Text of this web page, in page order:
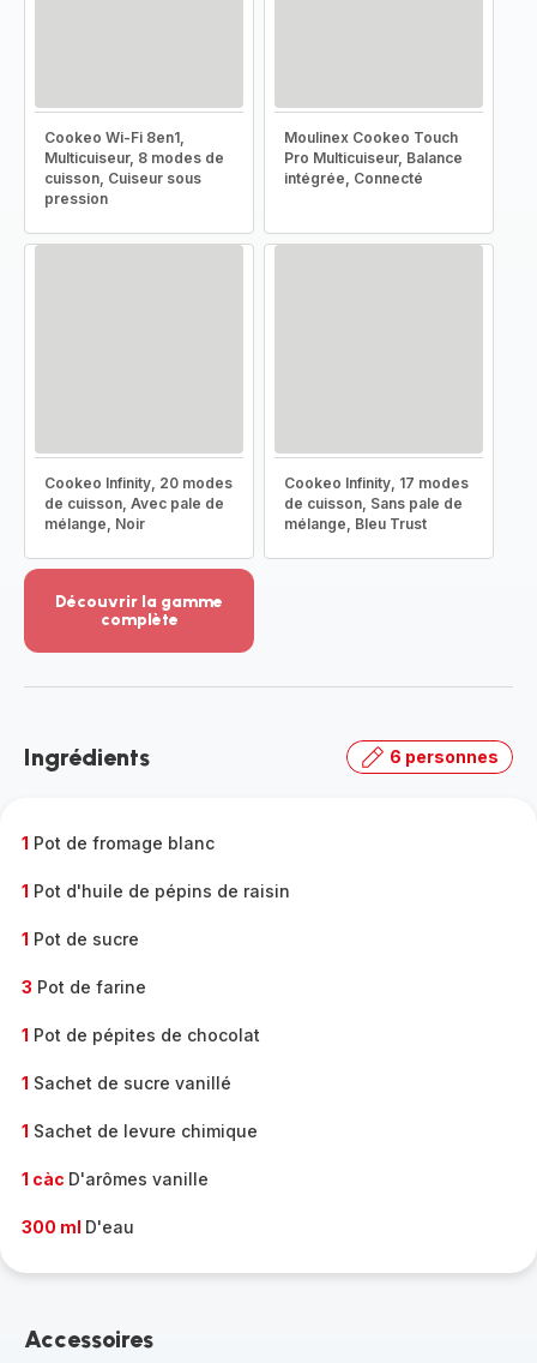
Cookeo Wi-Fi 8en1,
Multicuiseur, 8 modes de
cuisson, Cuiseur sous
pression
Moulinex Cookeo Touch
Pro Multicuiseur, Balance
intégrée, Connecté
Cookeo Infinity, 20 modes
de cuisson, Avec pale de
mélange, Noir
Cookeo Infinity, 17 modes
de cuisson, Sans pale de
mélange, Bleu Trust
Découvrir la gamme
complète
-
gamme
Ingrédients 6 personnes
1 Pot de fromage blanc
1 Pot d'huile de pépins de raisin
1 Pot de sucre
3 Pot de farine
1 Pot de pépites de chocolat
1 Sachet de sucre vanillé
1 Sachet de levure chimique
1 càc D'arômes vanille
300 ml D'eau
Accessoires